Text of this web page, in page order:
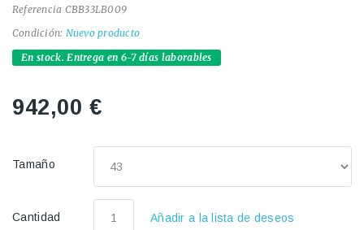
Referencia CBB33LB009
Condición: Nuevo producto
En stock. Entrega en 6-7 días laborables
942,00 €
Tamaño
Cantidad Añadir a la lista de deseos